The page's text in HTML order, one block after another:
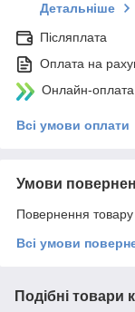
Детальніше
Післяплата
Оплата на
Онлайн-
Всі умови оплати
Умови
Повернення
Всі умови
Подібні товари